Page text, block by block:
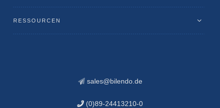
RESSOURCEN
sales@bilendo.de
(0)89-24413210-0